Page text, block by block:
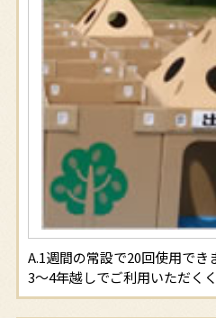
1週間の常設で20回使用でき
3～4年越しでご利用いただく